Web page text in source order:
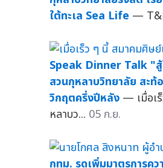
ใต้ทะเล Sea Life —
Speak Dinner Talk "
สวนกุหลาบวิทยาลัย สะ
วิกฤตครึ่งปีหลัง — เมื่อเ
หลาบว... 05 ก.ย.
กทม. รุดเพิ่มมาตรการค